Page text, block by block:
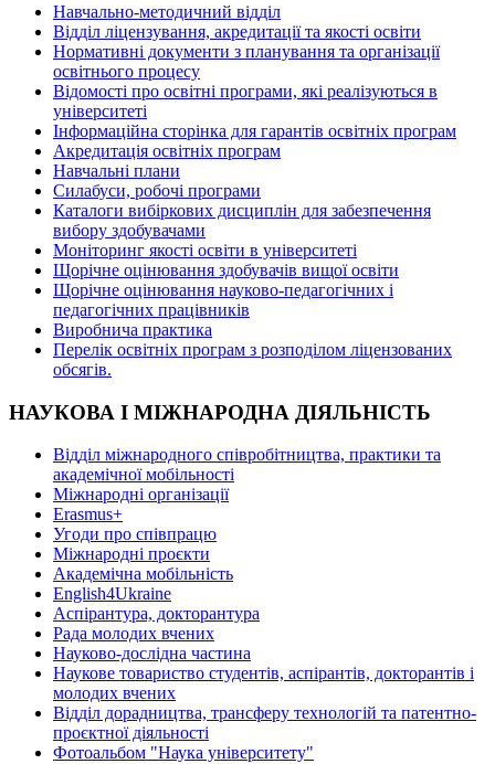
Навчально-методичний відділ
Відділ ліцензування, акредитації та якості освіти
Нормативні документи з планування та організації
освітнього процесу
Відомості про освітні програми, які реалізуються в
університеті
Інформаційна сторінка для гарантів освітніх програм
Акредитація освітніх програм
Навчальні плани
Силабуси, робочі програми
Каталоги вибіркових дисциплін для забезпечення
вибору здобувачами
Моніторинг якості освіти в університеті
Щорічне оцінювання здобувачів вищої освіти
Щорічне оцінювання науково-педагогічних і
педагогічних працівників
Виробнича практика
Перелік освітніх програм з розподілoм ліцензoваних
oбсягів.
НАУКОВА І МІЖНАРОДНА ДІЯЛЬНІСТЬ
Відділ міжнародного співробітництва, практики та
академічної мобільності
Міжнародні організації
Erasmus+
Угоди про співпрацю
Міжнародні проєкти
Академічна мобільність
English4Ukraine
Аспірантура, докторантура
Рада молодих вчених
Науково-дослідна частина
Наукове товариство студентів, аспірантів, докторантів і
молодих вчених
Відділ дорадництва, трансферу технологій та патентно-
проєктної діяльності
Фотоальбом "Наука університету"